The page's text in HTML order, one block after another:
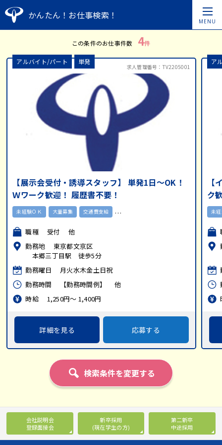
かんたん！お仕事検索！
この条件のお仕事件数 4件
アルバイト/パート 単発
求人管理番号：TV2205001
【展示会受付・誘導スタッフ】 単発1日～OK！
Ｗワーク歓迎！ 履歴書不要！
未経験ＯＫ 大量募集 交通費支給
…
職種 受付 他
勤務地 東京都文京区
本郷三丁目駅 徒歩5分
勤務曜日 月火水木金土日祝
勤務時間 【勤務時間例】 他
時給 1,250円～ 1,400円
詳細を見る 応募する
ア
ク
未
MENU
会社説明会
登録面接会
新卒採用
(現在学生の方)
第二新卒
中途採用